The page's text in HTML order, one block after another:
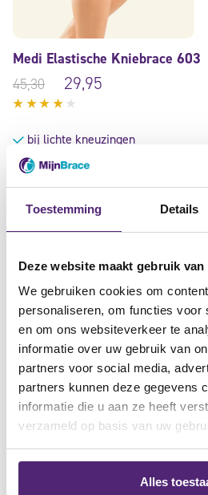
Toestemming Details
Deze website maakt gebruik van
We gebruiken cookies om
personaliseren, om functies voor
en om ons websiteverkeer te
informatie over uw gebruik van
partners voor social media,
partners kunnen deze gegevens
informatie die u aan ze heeft
verzameld op basis van uw
Alles
Medi Elastische Kniebrace 603
45,30
29,95
4.00
uit 5
bij lichte kneuzingen
helpt met ondersteunen en
na verdraaiing van de knie
aanbieding
Push Sports Kniebrace